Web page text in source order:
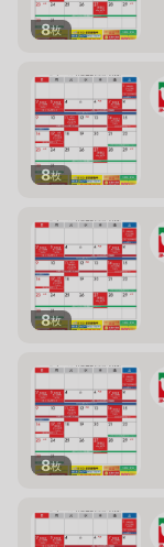
8枚
8枚
8枚
8枚